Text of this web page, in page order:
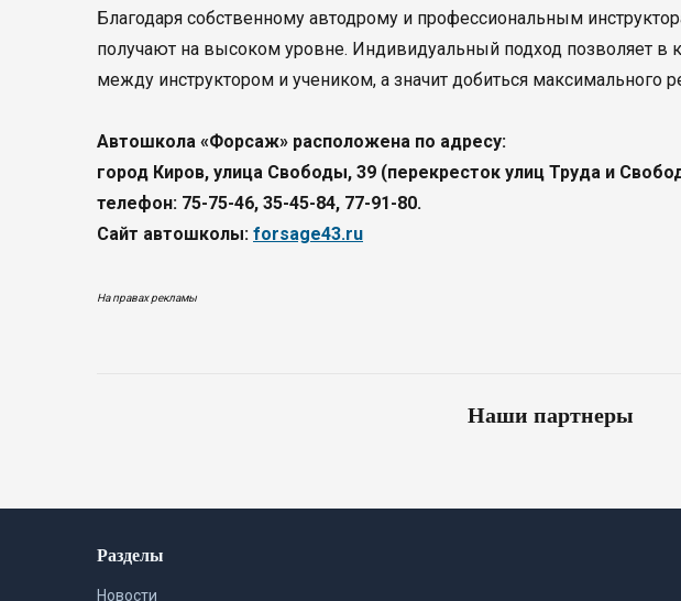
Благодаря собственному автодрому и профессиональным
получают на высоком уровне. Индивидуальный подход позволяет в
между инструктором и учеником, а значит добиться максимального
Автошкола «Форсаж» расположена по адресу:
город Киров, улица Свободы, 39 (перекресток улиц Труда и
телефон: 75-75-46, 35-45-84, 77-91-80.
Сайт автошколы: forsage43.ru
На правах рекламы
Наши партнеры
Разделы
Новости